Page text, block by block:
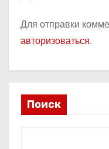
Для отправки
авторизоваться.
Поиск